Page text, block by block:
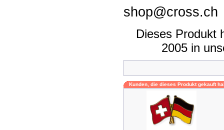
shop@cross.ch
Dieses Produkt
2005 in
Kunden, die dieses Produkt gekauft